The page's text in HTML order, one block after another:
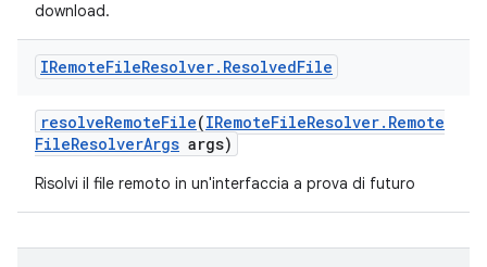
download.
IRemoteFileResolver. ResolvedFile
resolveRemoteFile(IRemoteFileResolver. Remote
FileResolverArgs args)
Risolvi il file remoto in un'interfaccia a prova di futuro